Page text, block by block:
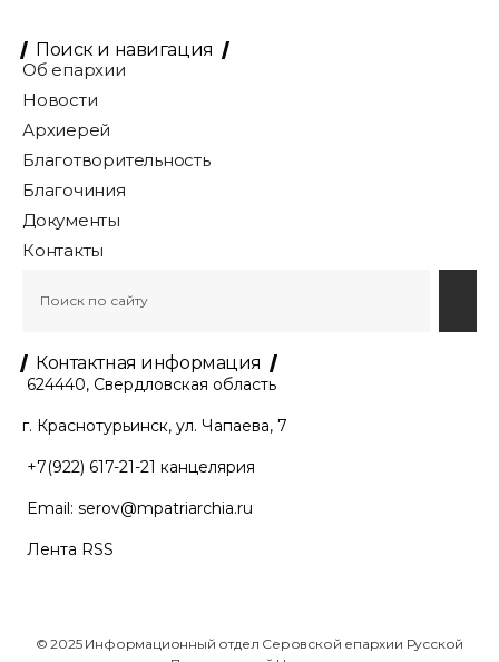
Поиск и навигация
Об епархии
Новости
Архиерей
Благотворительность
Благочиния
Документы
Контакты
Контактная информация
624440, Свердловская область
г. Краснотурьинск, ул. Чапаева, 7
+7(922) 617-21-21 канцелярия
Email: serov@mpatriarchia.ru
Лента RSS
© 2025 Информационный отдел Серовской епархии Русской